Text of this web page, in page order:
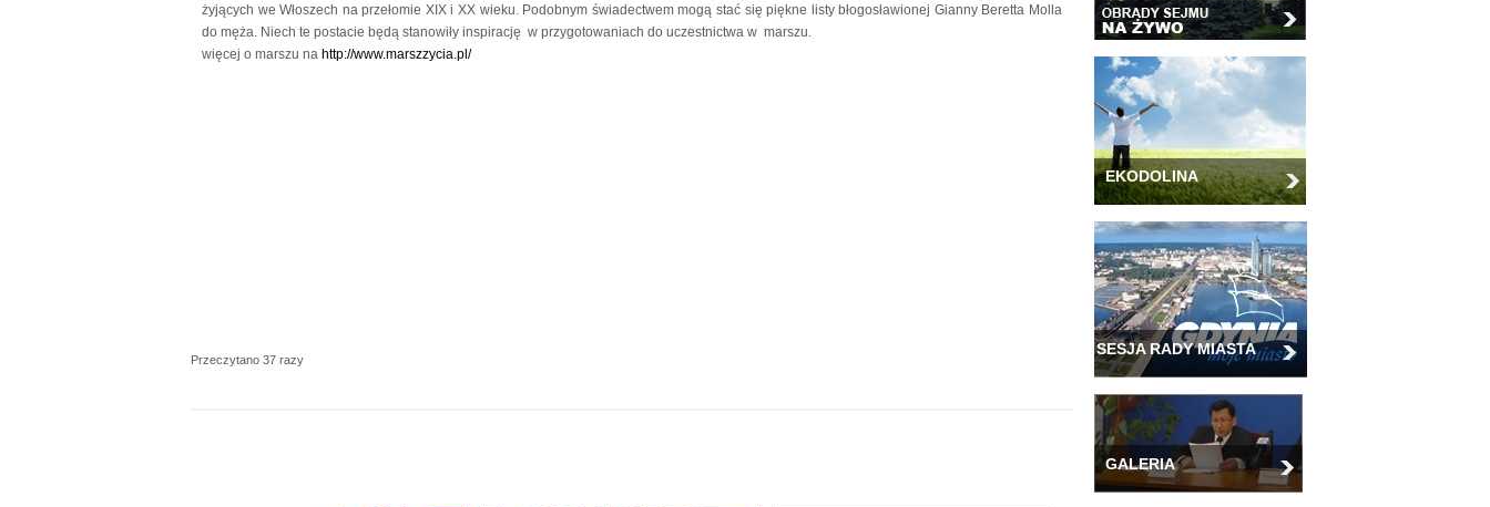
żyjących we Włoszech na przełomie XIX i XX wieku. Podobnym świadectwem mogą stać się piękne listy błogosławionej Gianny Beretta Molla
do męża. Niech te postacie będą stanowiły inspirację w przygotowaniach do uczestnictwa w marszu.
więcej o marszu na http://www.marszzycia.pl/
Przeczytano 37 razy
EKODOLINA
SESJA RADY MIASTA
GALERIA